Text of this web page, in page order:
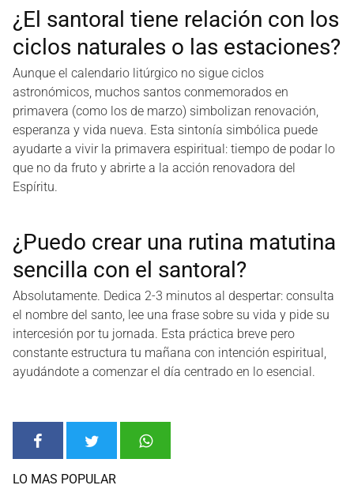
¿El santoral tiene relación con los
ciclos naturales o las estaciones?
Aunque el calendario litúrgico no sigue ciclos
astronómicos, muchos santos conmemorados en
primavera (como los de marzo) simbolizan renovación,
esperanza y vida nueva. Esta sintonía simbólica puede
ayudarte a vivir la primavera espiritual: tiempo de podar lo
que no da fruto y abrirte a la acción renovadora del
Espíritu.
¿Puedo crear una rutina matutina
sencilla con el santoral?
Absolutamente. Dedica 2-3 minutos al despertar: consulta
el nombre del santo, lee una frase sobre su vida y pide su
intercesión por tu jornada. Esta práctica breve pero
constante estructura tu mañana con intención espiritual,
ayudándote a comenzar el día centrado en lo esencial.
LO MAS POPULAR